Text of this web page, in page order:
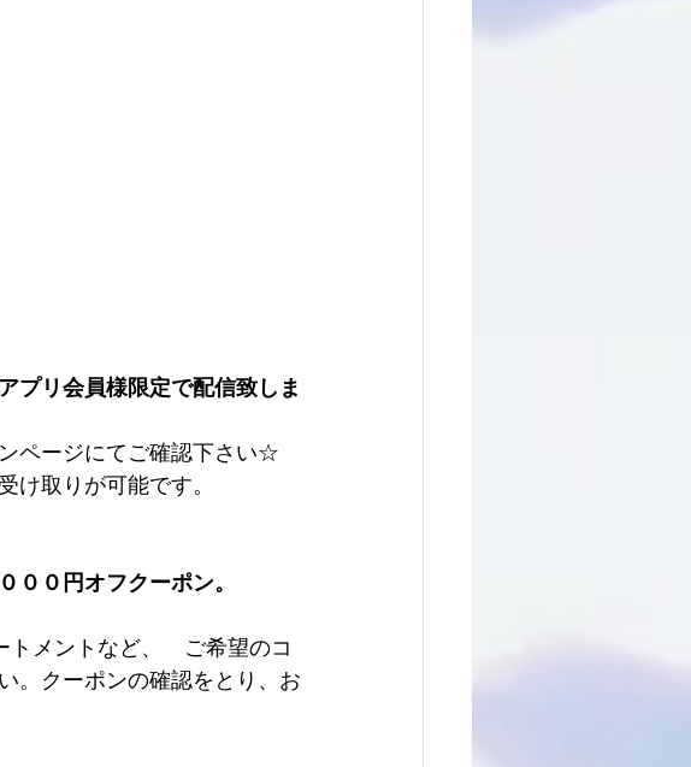
プリ会員様限定で配信致しま
ページにてご確認下さい☆
け取りが可能です。
００円オフクーポン。
メントなど、　ご希望のコ
。クーポンの確認をとり、お